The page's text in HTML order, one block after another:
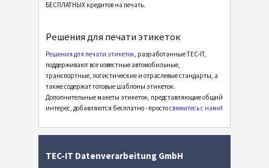
€ SEPA мандат
₣ Швейцарский QR-счет
П Прочее
БЕСПЛАТНЫХ кредитов на печать.
Решения для печати этикеток
Решения для печати этикеток, разработанные TEC-IT,
поддерживают все известные автомобильные,
транспортные, логистические и отраслевые стандарты, а
также содержат готовые шаблоны этикеток.
Дополнительные макеты этикеток, представляющие общий
интерес, добавляются бесплатно - простосвяжитесь с нами!
TEC-IT Datenverarbeitung GmbH